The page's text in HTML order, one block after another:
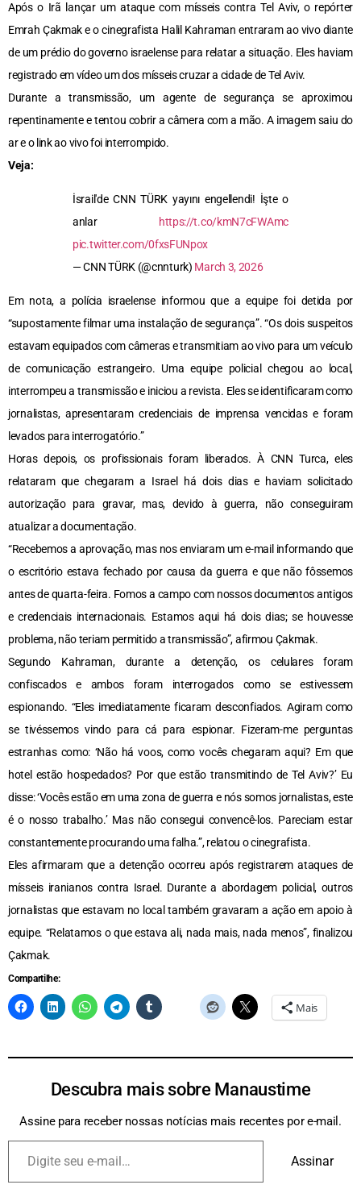
Após o Irã lançar um ataque com mísseis contra Tel Aviv, o repórter
Emrah Çakmak e o cinegrafista Halil Kahraman entraram ao vivo diante
de um prédio do governo israelense para relatar a situação. Eles haviam
registrado em vídeo um dos mísseis cruzar a cidade de Tel Aviv.
Durante a transmissão, um agente de segurança se aproximou
repentinamente e tentou cobrir a câmera com a mão. A imagem saiu do
ar e o link ao vivo foi interrompido.
Veja:
İsrail'de CNN TÜRK yayını engellendi! İşte o
anlar
https://t.co/kmN7cFWAmc
pic.twitter.com/0fxsFUNpox
— CNN TÜRK (@cnnturk) March 3, 2026
Em nota, a polícia israelense informou que a equipe foi detida por
“supostamente filmar uma instalação de segurança”. “Os dois suspeitos
estavam equipados com câmeras e transmitiam ao vivo para um veículo
de comunicação estrangeiro. Uma equipe policial chegou ao local,
interrompeu a transmissão e iniciou a revista. Eles se identificaram como
jornalistas, apresentaram credenciais de imprensa vencidas e foram
levados para interrogatório.”
Horas depois, os profissionais foram liberados. À CNN Turca, eles
relataram que chegaram a Israel há dois dias e haviam solicitado
autorização para gravar, mas, devido à guerra, não conseguiram
atualizar a documentação.
“Recebemos a aprovação, mas nos enviaram um e-mail informando que
o escritório estava fechado por causa da guerra e que não fôssemos
antes de quarta-feira. Fomos a campo com nossos documentos antigos
e credenciais internacionais. Estamos aqui há dois dias; se houvesse
problema, não teriam permitido a transmissão”, afirmou Çakmak.
Segundo Kahraman, durante a detenção, os celulares foram
confiscados e ambos foram interrogados como se estivessem
espionando. “Eles imediatamente ficaram desconfiados. Agiram como
se tivéssemos vindo para cá para espionar. Fizeram-me perguntas
estranhas como: ‘Não há voos, como vocês chegaram aqui? Em que
hotel estão hospedados? Por que estão transmitindo de Tel Aviv?’ Eu
disse: ‘Vocês estão em uma zona de guerra e nós somos jornalistas, este
é o nosso trabalho.’ Mas não consegui convencê-los. Pareciam estar
constantemente procurando uma falha.”, relatou o cinegrafista.
Eles afirmaram que a detenção ocorreu após registrarem ataques de
mísseis iranianos contra Israel. Durante a abordagem policial, outros
jornalistas que estavam no local também gravaram a ação em apoio à
equipe. “Relatamos o que estava ali, nada mais, nada menos”, finalizou
Çakmak.
Compartilhe:
Mais
Descubra mais sobre Manaustime
Assine para receber nossas notícias mais recentes por e-mail.
Assinar